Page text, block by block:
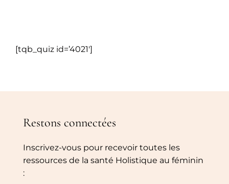
[tqb_quiz id=’4021′]
Restons connectées
Inscrivez-vous pour recevoir toutes les
ressources de la santé Holistique au féminin
: